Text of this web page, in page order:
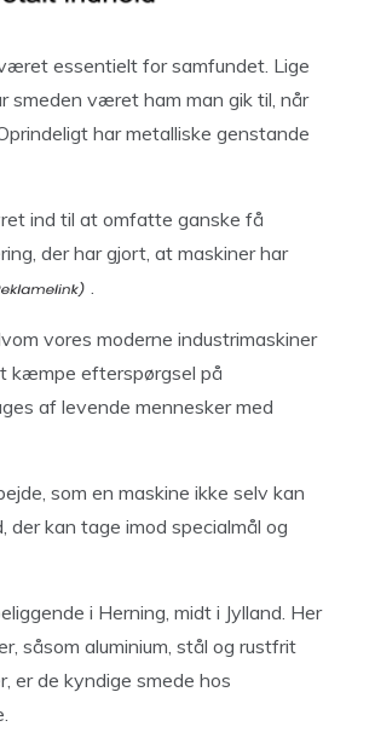
essentielt for samfundet. Lige
smeden været ham man gik til, når
har metalliske genstande
ind til at omfatte ganske få
der har gjort, at maskiner har
.
vores moderne industrimaskiner
kæmpe efterspørgsel på
af levende mennesker med
som en maskine ikke selv kan
der kan tage imod specialmål og
i Herning, midt i Jylland. Her
såsom aluminium, stål og rustfrit
er de kyndige smede hos